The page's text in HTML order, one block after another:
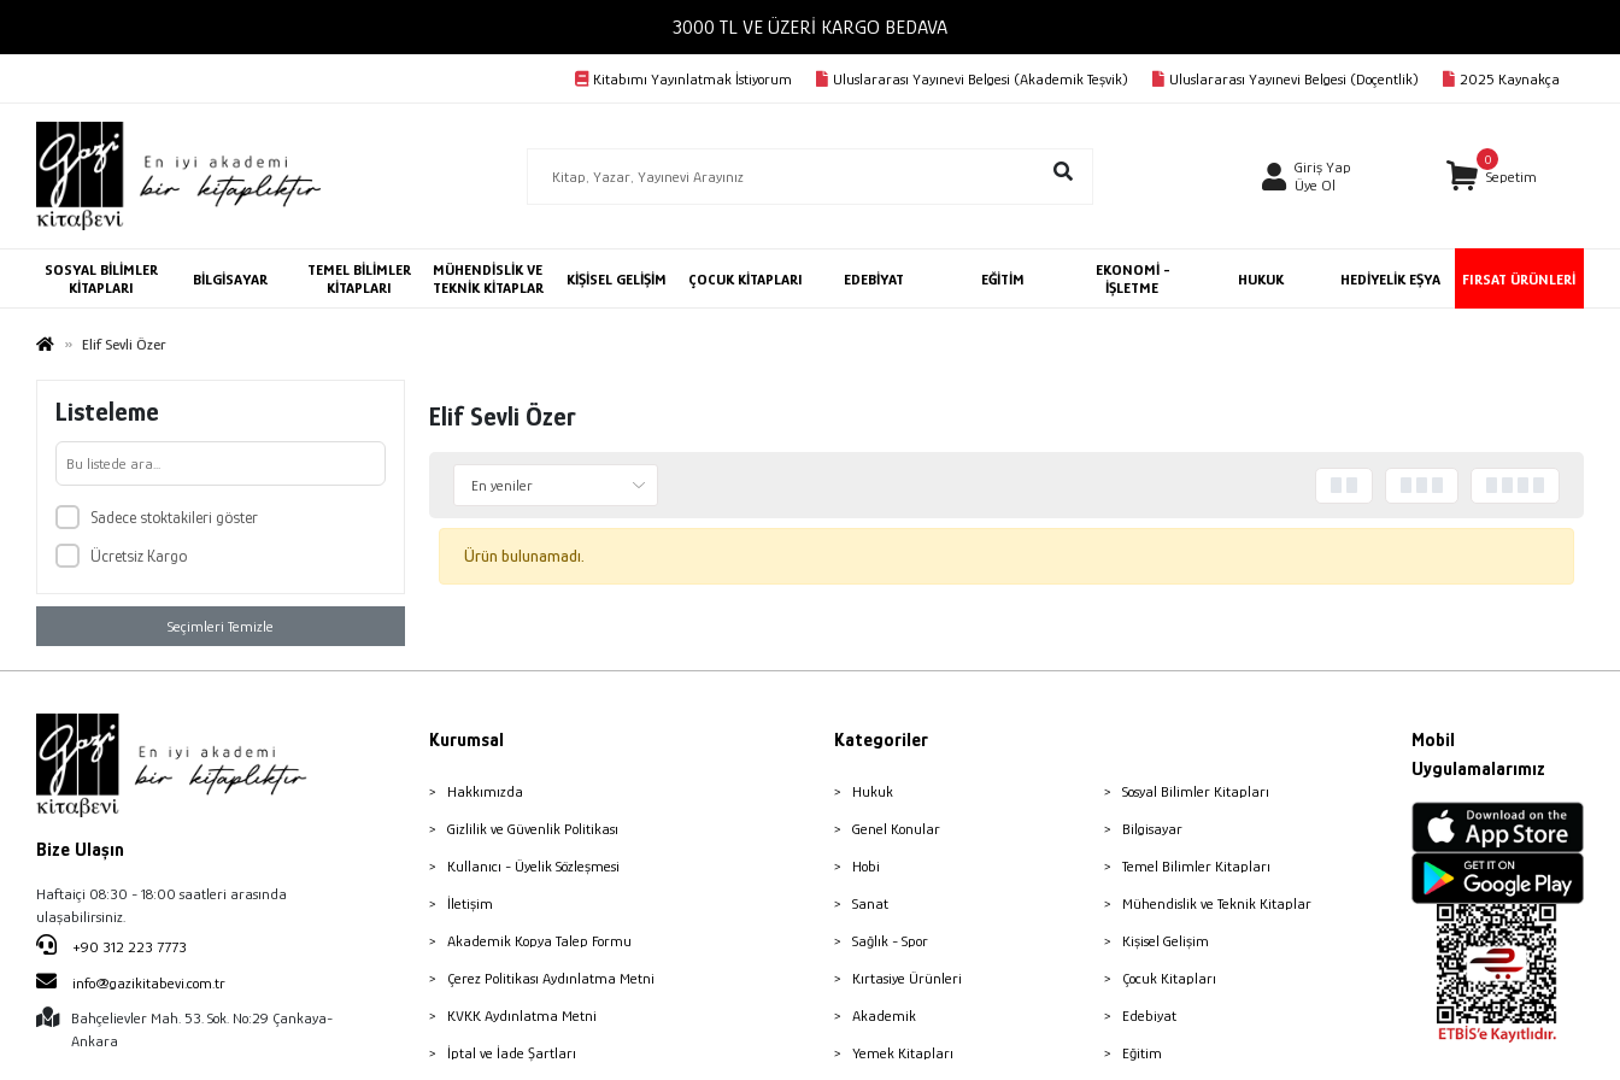
3000 TL VE ÜZERİ KARGO BEDAVA
Kitabımı Yayınlatmak İstiyorum Uluslararası Yayınevi Belgesi (Akademik Teşvik) Uluslararası Yayınevi Belgesi (Doçentlik) 2025 Kaynakça
Giriş Yap
Üye Ol
0
Sepetim
SOSYAL BİLİMLER
KİTAPLARI
BİLGİSAYAR
TEMEL BİLİMLER
KİTAPLARI
MÜHENDİSLİK VE
TEKNİK KİTAPLAR
KİŞİSEL GELİŞİM ÇOCUK KİTAPLARI EDEBİYAT EĞİTİM
EKONOMİ -
İŞLETME
HUKUK HEDİYELİK EŞYA FIRSAT ÜRÜNLERİ
Elif Sevli Özer
Listeleme
Sadece stoktakileri göster
Ücretsiz Kargo
Seçimleri Temizle
Elif Sevli Özer
Ürün bulunamadı.
Bize Ulaşın
Haftaiçi 08:30 - 18:00 saatleri arasında
ulaşabilirsiniz.
+90 312 223 7773
info@gazikitabevi.com.tr
Bahçelievler Mah. 53. Sok. No:29 Çankaya-
Ankara
Kurumsal
Hakkımızda
Gizlilik ve Güvenlik Politikası
Kullanıcı - Üyelik Sözleşmesi
İletişim
Akademik Kopya Talep Formu
Çerez Politikası Aydınlatma Metni
KVKK Aydınlatma Metni
İptal ve İade Şartları
Kategoriler
Hukuk
Genel Konular
Hobi
Sanat
Sağlık - Spor
Kırtasiye Ürünleri
Akademik
Yemek Kitapları
Sosyal Bilimler Kitapları
Bilgisayar
Temel Bilimler Kitapları
Mühendislik ve Teknik Kitaplar
Kişisel Gelişim
Çocuk Kitapları
Edebiyat
Eğitim
Mobil
Uygulamalarımız